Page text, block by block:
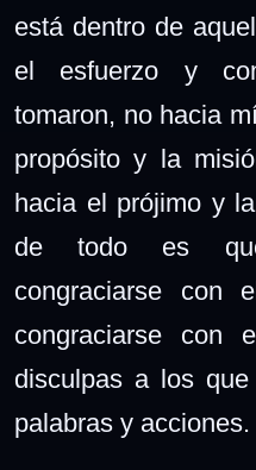
está dentro de
el esfuerzo y
tomaron, no hacia
propósito y la
hacia el prójimo y
de todo es
congraciarse con
congraciarse con
disculpas a los
palabras y acciones.